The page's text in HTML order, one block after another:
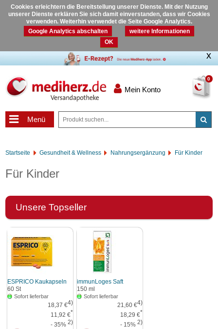
Cookies erleichtern die Bereitstellung unserer Dienste. Mit der Nutzung
unserer Dienste erklären Sie sich damit einverstanden, dass wir Cookies
verwenden. Weiterhin verwendet die Seite Google Analytics.
Google Analytics abschalten
weitere Informationen
OK
0
Mein Konto
Menü
Startseite Gesundheit & Wellness Nahrungsergänzung Für Kinder
Für Kinder
Unsere Topseller
ESPRICO Kaukapseln
60St
Sofort lieferbar
18,37 €4)
11,92 €*
- 35%2)
immunLoges Saft
150ml
Sofort lieferbar
21,60 €4)
18,29 €*
- 15%2)